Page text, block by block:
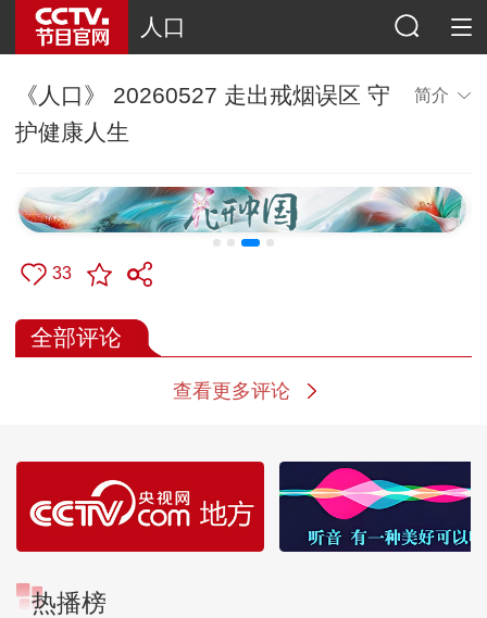
人口
《人口》 20260527 走出戒烟误区 守
护健康人生
简介
33
全部评论
查看更多评论
热播榜